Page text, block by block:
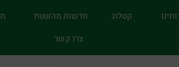
קטלוג חדשות מהשטח
צרו קשר